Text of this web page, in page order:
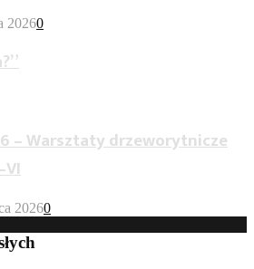
20260
– Warsztaty drzeworytnicze
20260